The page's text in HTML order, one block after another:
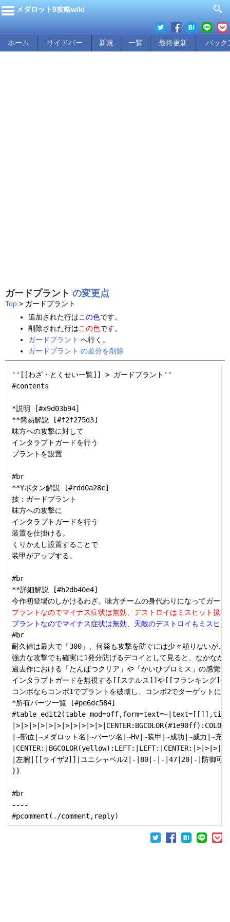
メダロット9攻略wiki
ホーム サイドバー 新規 一覧 最終更新 バック
ガードプラント の変更点
Top > ガードプラント
追加された行はこの色です。
削除された行はこの色です。
ガードプラント へ行く。
ガードプラント の差分を削除
''[[わざ・とくせい一覧]] > ガードプラント''
#contents
*説明 [#x9d03b94]
**簡易解説 [#f2f275d3]
味方への攻撃に対して
インタラプトガードを行う
プラントを設置
#br
**Yボタン解説 [#rdd0a28c]
技：ガードプラント
味方への攻撃に
インタラプトガードを行う
装置を仕掛ける。
くりかえし設置することで
装甲がアップする。
#br
**詳細解説 [#h2db40e4]
プラントなのでマイナス症状は無効、デストロイはミスヒット扱い
プラントなのでマイナス症状は無効、天敵のデストロイもミスヒッ
#br
耐久値は最大で「300」、何発も攻撃を防ぐには少々頼りないが、
強力な攻撃でも確実に1発分防げるデコイとして見ると、なかなか
過去作における「たんぱつクリア」や「かいひプロミス」の感覚
インタラプトガードを無視する[[ステルス]]や[[フランキング]]
コンボならコンボ1でプラントを破壊し、コンボ2でターゲットに
*所有パーツ一覧 [#pe6dc584]
|~部位|~メダロット名|~パーツ名|~Hv|~装甲|~成功|~威力|~充
|左腕|[[ライザ2]]|ユニシャベル2|-|80|-|-|47|20|-|防御可
}}
#br
----